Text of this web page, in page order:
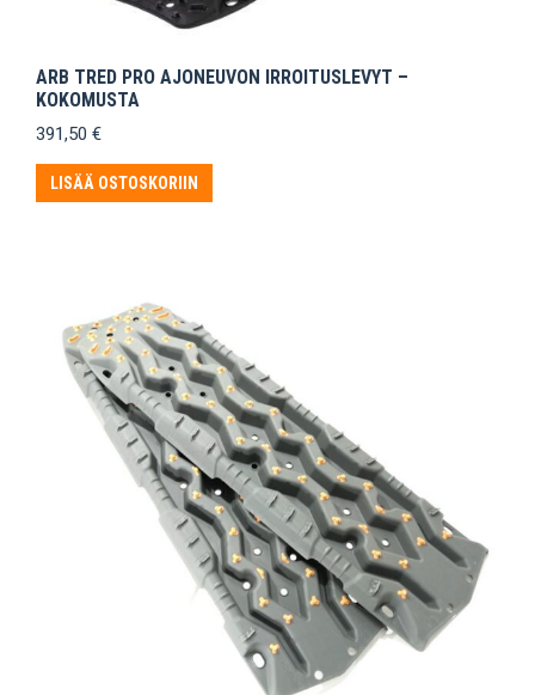
ARB TRED PRO AJONEUVON IRROITUSLEVYT –
KOKOMUSTA
391,50 €
LISÄÄ OSTOSKORIIN